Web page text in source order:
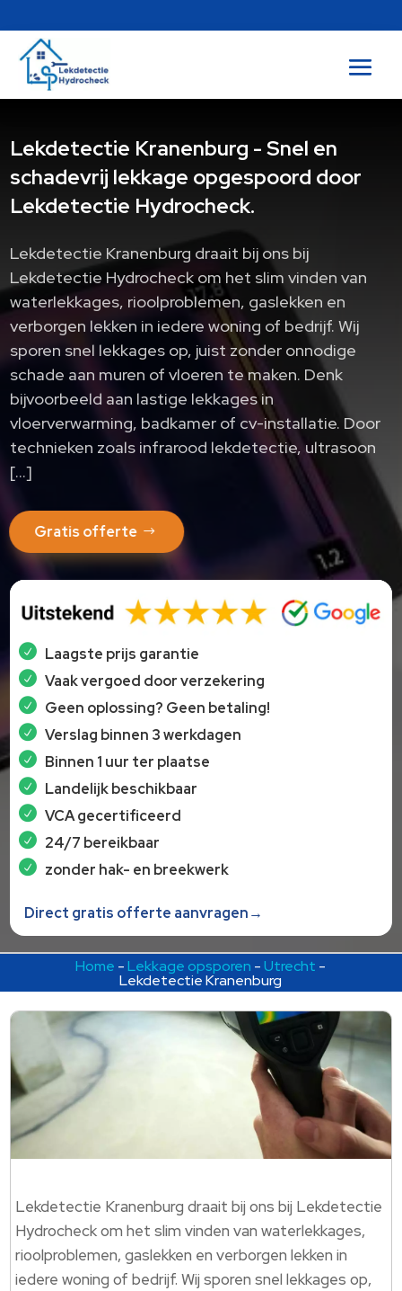
Lekdetectie Kranenburg - Snel en
schadevrij lekkage opgespoord door
Lekdetectie Hydrocheck.
Lekdetectie Kranenburg draait bij ons bij
Lekdetectie Hydrocheck om het slim vinden van
waterlekkages, rioolproblemen, gaslekken en
verborgen lekken in iedere woning of bedrijf.​ Wij
sporen snel lekkages op, juist zonder onnodige
schade aan muren of vloeren te maken.​ Denk
bijvoorbeeld aan lastige lekkages in
vloerverwarming, badkamer of cv-installatie.​ Door
technieken zoals infrarood lekdetectie, ultrasoon
[…]
Gratis offerte
Laagste prijs garantie
Vaak vergoed door verzekering
Geen oplossing? Geen betaling!
Verslag binnen 3 werkdagen
Binnen 1 uur ter plaatse
Landelijk beschikbaar
VCA gecertificeerd
24/7 bereikbaar
zonder hak- en breekwerk
Direct gratis offerte aanvragen→
Home -Lekkage opsporen -Utrecht -
Lekdetectie Kranenburg
Lekdetectie Kranenburg draait bij ons bij Lekdetectie
Hydrocheck om het slim vinden van waterlekkages,
rioolproblemen, gaslekken en verborgen lekken in
iedere woning of bedrijf.​ Wij sporen snel lekkages op,